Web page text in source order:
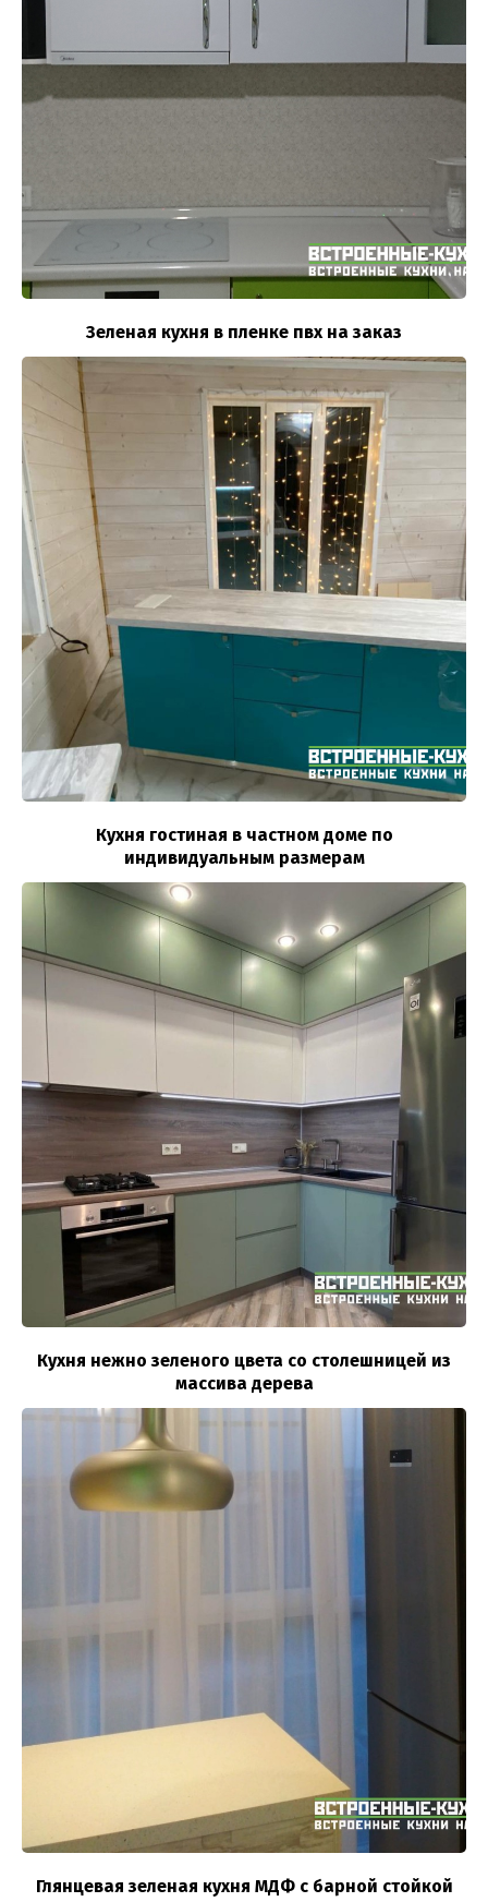
Зеленая кухня в пленке пвх на заказ
Кухня гостиная в частном доме по
индивидуальным размерам
Кухня нежно зеленого цвета со столешницей из
массива дерева
Глянцевая зеленая кухня МДФ с барной стойкой